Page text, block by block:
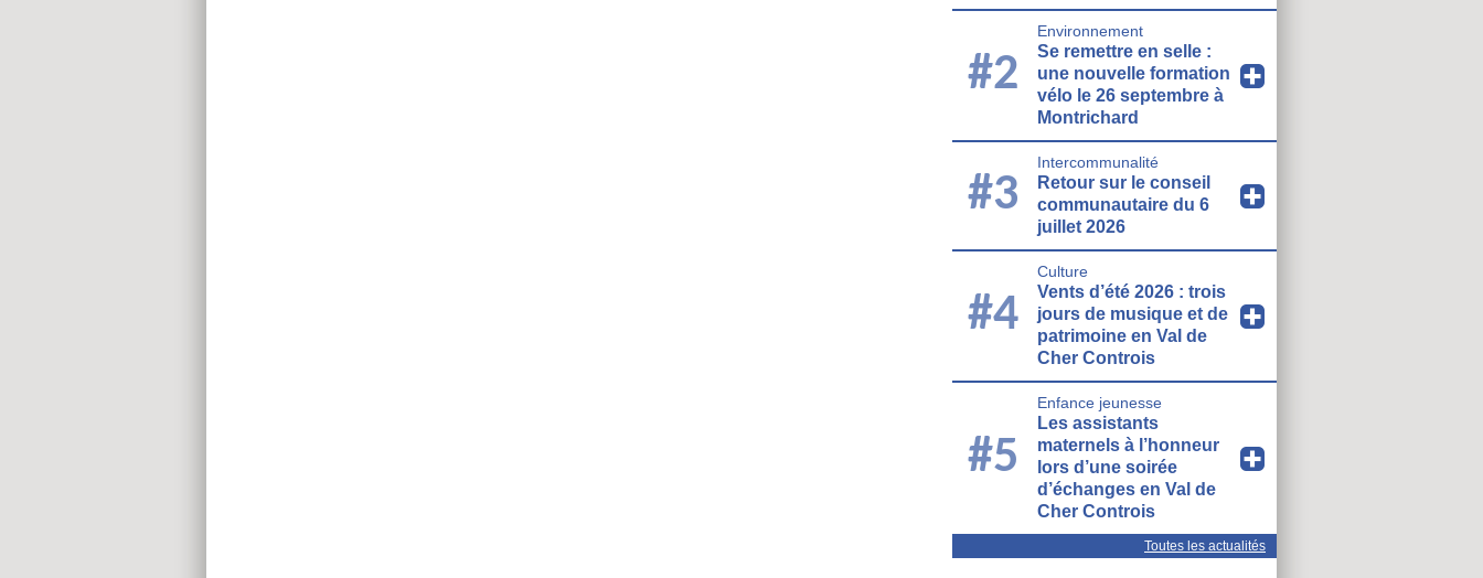
#2
Environnement
Se remettre en selle :
une nouvelle formation
vélo le 26 septembre à
Montrichard
#3
Intercommunalité
Retour sur le conseil
communautaire du 6
juillet 2026
#4
Culture
Vents d’été 2026 : trois
jours de musique et de
patrimoine en Val de
Cher Controis
#5
Enfance jeunesse
Les assistants
maternels à l’honneur
lors d’une soirée
d’échanges en Val de
Cher Controis
Toutes les actualités